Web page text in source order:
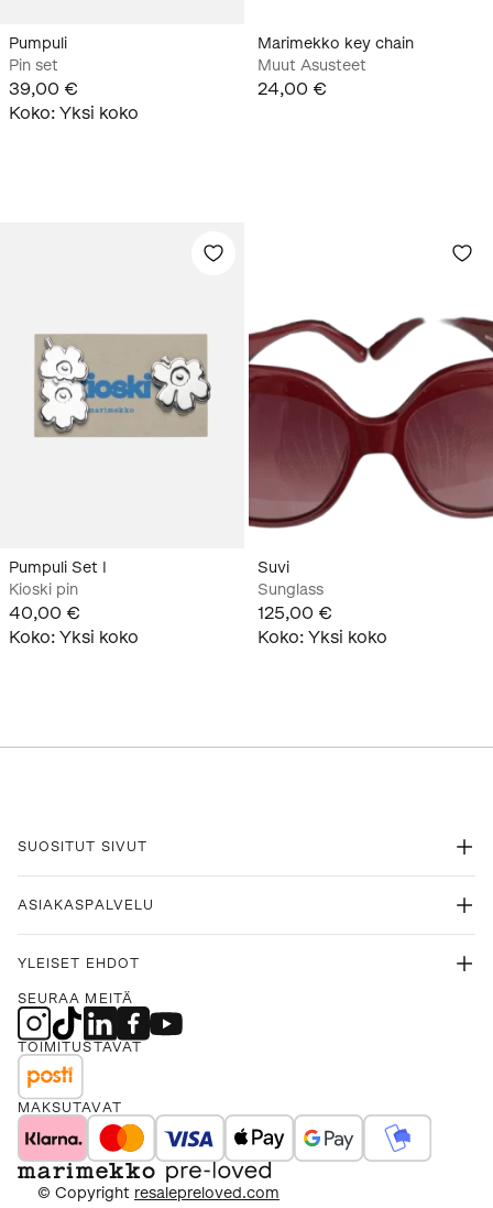
Pumpuli
Pin set
39,00 €
Koko: Yksi koko
Marimekko key chain
Muut Asusteet
24,00 €
Pumpuli Set I
Kioski pin
40,00 €
Koko: Yksi koko
Suvi
Sunglass
125,00 €
Koko: Yksi koko
SUOSITUT SIVUT
ASIAKASPALVELU
YLEISET EHDOT
SEURAA MEITÄ
TOIMITUSTAVAT
MAKSUTAVAT
© Copyright resalepreloved.com